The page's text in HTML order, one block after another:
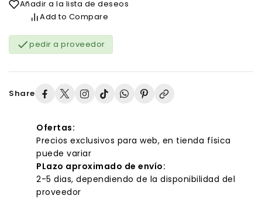
Añadir a la lista de deseos
Add to Compare
pedir a proveedor
Share
Ofertas:
Precios exclusivos para web, en tienda física
puede variar
PLazo aproximado de envío:
2-5 dias, dependiendo de la disponibilidad del
proveedor